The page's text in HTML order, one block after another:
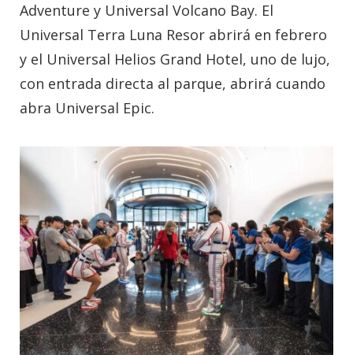
Adventure y Universal Volcano Bay. El
Universal Terra Luna Resor abrirá en febrero
y el Universal Helios Grand Hotel, uno de lujo,
con entrada directa al parque, abrirá cuando
abra Universal Epic.